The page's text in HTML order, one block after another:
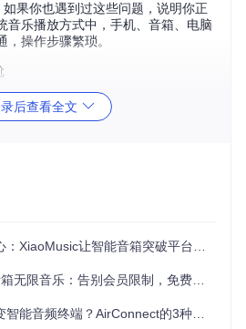
果你也遇到过这些问题，说明你正
音乐播放方式中，手机、音箱、电脑
操作步骤繁琐。
的歌"——等了5秒没反应，再喊一次却
延迟不仅影响体验，还常常让人陷
不能同时播放同一首歌？" 家庭聚会
却发现每个音箱都要单独操作，同步
？喜欢的歌曲找不到无损版本？传统
后查看全文
让智能音箱突破平台限制的全攻略
音乐：告别会员限制，免费听歌新体验
频终端？AirConnect的3种跨场景应用方案